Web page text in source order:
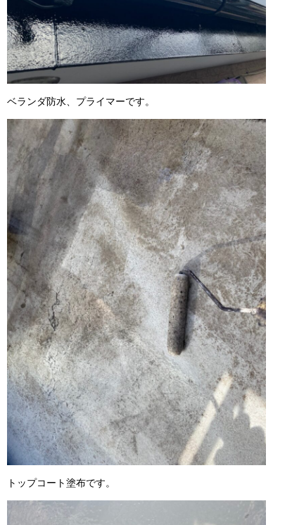
ベランダ防水、プライマーです。
トップコート塗布です。